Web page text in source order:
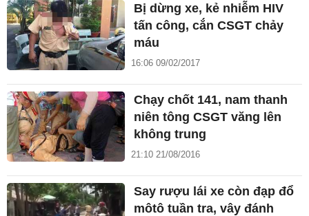
Bị dừng xe, kẻ nhiễm HIV
tấn công, cắn CSGT chảy
máu
16:06 09/02/2017
Chạy chốt 141, nam thanh
niên tông CSGT văng lên
không trung
21:10 21/08/2016
Say rượu lái xe còn đạp đổ
môtô tuần tra, vây đánh